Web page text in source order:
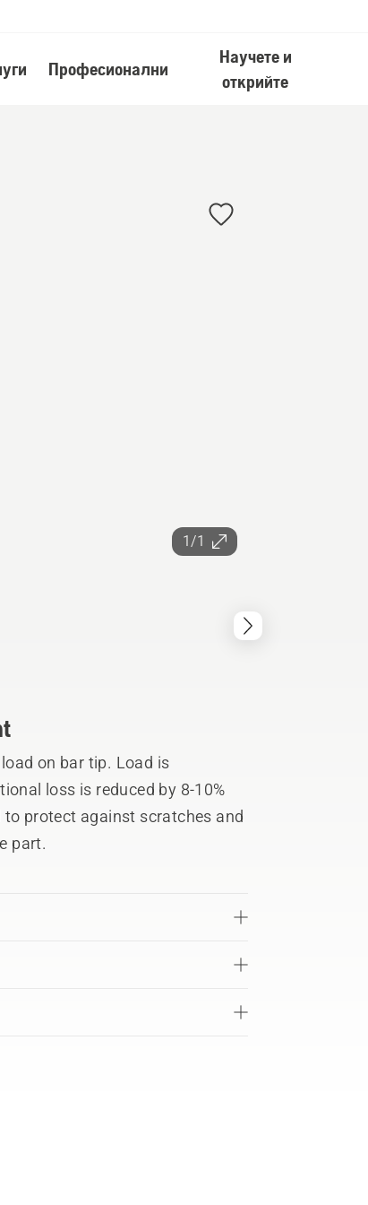
Професионални
Научете и
открийте
1/1
on bar tip. Load is
loss is reduced by 8-10%
to protect against scratches and
part.